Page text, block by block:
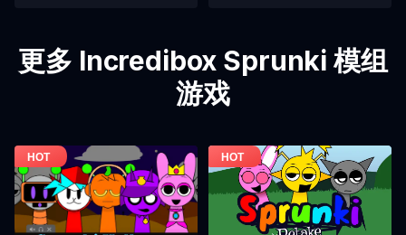
更多 Incredibox Sprunki 模组
游戏